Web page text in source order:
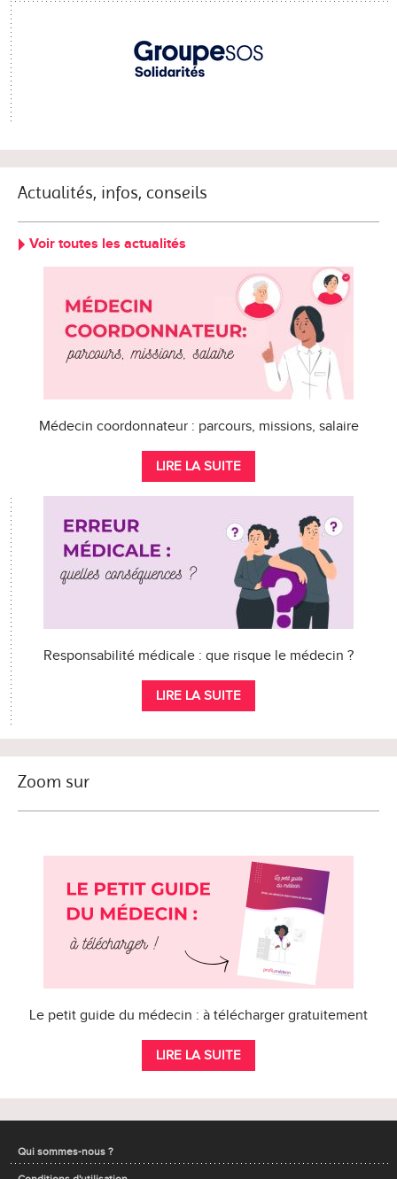
Actualités, infos, conseils
Voir toutes les actualités
Médecin coordonnateur : parcours, missions, salaire
LIRE LA SUITE
Responsabilité médicale : que risque le médecin ?
LIRE LA SUITE
Zoom sur
Le petit guide du médecin : à télécharger gratuitement
LIRE LA SUITE
Qui sommes-nous ?